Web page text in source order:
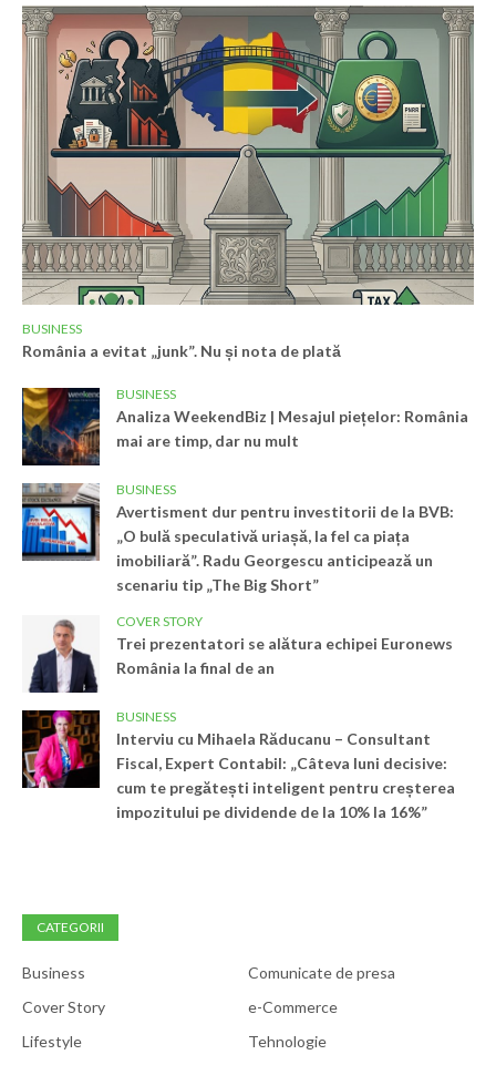
BUSINESS
România a evitat „junk”. Nu și nota de plată
BUSINESS
Analiza WeekendBiz | Mesajul piețelor: România
mai are timp, dar nu mult
BUSINESS
Avertisment dur pentru investitorii de la BVB:
„O bulă speculativă uriașă, la fel ca piața
imobiliară”. Radu Georgescu anticipează un
scenariu tip „The Big Short”
COVER STORY
Trei prezentatori se alătura echipei Euronews
România la final de an
BUSINESS
Interviu cu Mihaela Răducanu – Consultant
Fiscal, Expert Contabil: „Câteva luni decisive:
cum te pregătești inteligent pentru creșterea
impozitului pe dividende de la 10% la 16%”
CATEGORII
Business
Comunicate de presa
Cover Story
e-Commerce
Lifestyle
Tehnologie